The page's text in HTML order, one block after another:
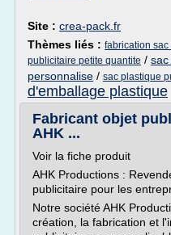
Site : crea-pack.fr
Thèmes liés : fabrication
publicitaire petite quantite / sac
personnalise / sac plastique
d'emballage plastique
Fabricant objet
AHK ...
Voir la fiche produit
AHK Productions :
publicitaire pour les
Notre société AHK
création, la fabrication et